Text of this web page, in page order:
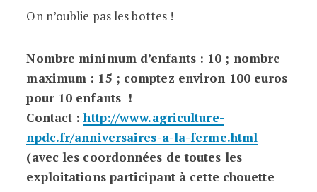
On n’oublie pas les bottes !
Nombre minimum d’enfants : 10 ; nombre
maximum : 15 ; comptez environ 100 euros
pour 10 enfants !
Contact :http://www.agriculture-
npdc.fr/anniversaires-a-la-ferme.html
(avec les coordonnées de toutes les
exploitations participant à cette chouette